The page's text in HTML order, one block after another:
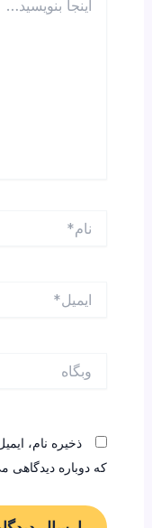
بنویسید…
ذخیره نام،
که دوباره دیدگاهی